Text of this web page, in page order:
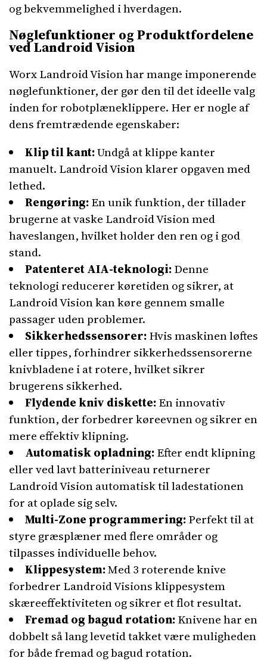
og bekvemmelighed i hverdagen.
Nøglefunktioner og Produktfordelene
ved Landroid Vision
Worx Landroid Vision har mange imponerende
nøglefunktioner, der gør den til det ideelle valg
inden for robotplæneklippere. Her er nogle af
dens fremtrædende egenskaber:
Klip til kant:Undgå at klippe kanter
manuelt. Landroid Vision klarer opgaven med
lethed.
Rengøring:En unik funktion, der tillader
brugerne at vaske Landroid Vision med
haveslangen, hvilket holder den ren og i god
stand.
Patenteret AIA-teknologi:Denne
teknologi reducerer køretiden og sikrer, at
Landroid Vision kan køre gennem smalle
passager uden problemer.
Sikkerhedssensorer:Hvis maskinen løftes
eller tippes, forhindrer sikkerhedssensorerne
knivbladene i at rotere, hvilket sikrer
brugerens sikkerhed.
Flydende kniv diskette:En innovativ
funktion, der forbedrer køreevnen og sikrer en
mere effektiv klipning.
Automatisk opladning:Efter endt klipning
eller ved lavt batteriniveau returnerer
Landroid Vision automatisk til ladestationen
for at oplade sig selv.
Multi-Zone programmering:Perfekt til at
styre græsplæner med flere områder og
tilpasses individuelle behov.
Klippesystem:Med 3 roterende knive
forbedrer Landroid Visions klippesystem
skæreeffektiviteten og sikrer et flot resultat.
Fremad og bagud rotation:Knivene har en
dobbelt så lang levetid takket være muligheden
for både fremad og bagud rotation.